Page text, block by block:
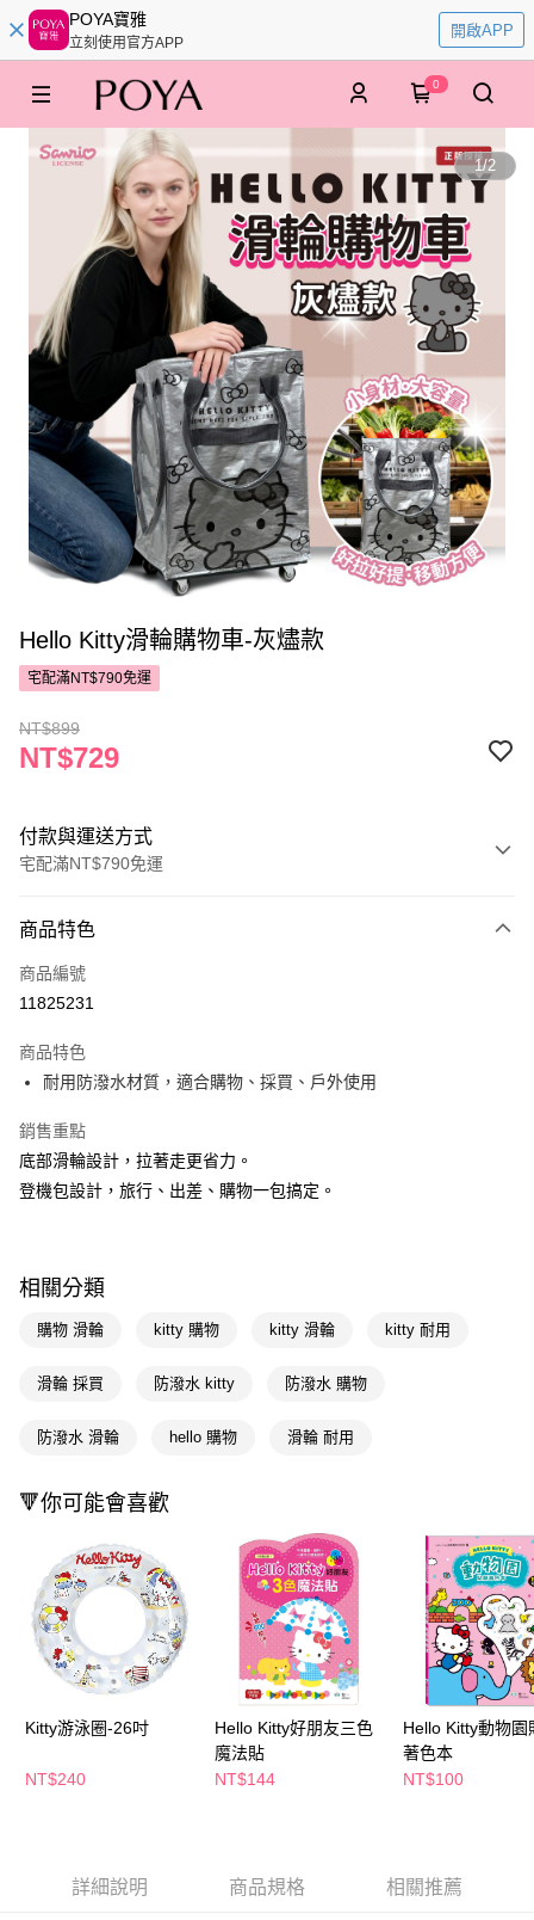
POYA寶雅
立刻使用官方APP
開啟APP
0
1/2
Hello Kitty滑輪購物車-灰燼款
宅配滿NT$790免運
NT$899
NT$729
付款與運送方式
宅配滿NT$790免運
POYA支付
信用卡一次付款
Apple Pay
街口支付
悠遊付
相關說明
AFTEE先享後付是「在收到商品之後才付款」的支付方式。 讓您購物簡單
１．簡單：不需註冊會員、不需綁卡、不需儲值。
２．便利：只要手機號碼，簡訊認證，即可結帳。
結帳頁面，進行簡訊認證並確認金額後，即可完成結帳。
３．收到繳費通知簡訊後14天內，點擊此簡訊中的連結，可透過四大超商／
ATM／網路銀行／等多元方式進行付款，方視為交易完成。
※ 請注意：結帳手續完成當下不需立刻繳費，但若您需要取消訂單，請聯絡
購買商品的店家。未經商家同意取消之訂單仍視為有效，需透過AFTEE先享
後付繳納相關費用。
※ 交易是否成功請以「AFTEE先享後付 」之結帳頁面顯示為準，若有關於
是否繳費成功／繳費後需取消欲退款等相關疑問，請聯繫「AFTEE先享後付
客戶支援中心」https://netprotections.freshdesk.com/support/home
【注意事項】
１．透過由恩沛科技股份有限公司提供之「AFTEE先享後付」服務完成之交
易，需依本服務之必要範圍內提供個人資料，並將交易相關給付款項請求債
「AFTEE先享後付」，若未經同意申辦者引起之損失，本公司不負相關責
即享券
運送方式
宅配(本島)
商品特色
商品編號
11825231
商品特色
耐用防潑水材質，適合購物、採買、戶外使用
銷售重點
底部滑輪設計，拉著走更省力。
登機包設計，旅行、出差、購物一包搞定。
相關分類
購物 滑輪 kitty 購物 kitty 滑輪 kitty 耐用
滑輪 採買 防潑水 kitty 防潑水 購物
防潑水 滑輪 hello 購物 滑輪 耐用
🔻你可能會喜歡
Kitty游泳圈-26吋
NT$240
Hello Kitty好朋友三色
魔法貼
NT$144
Hello Kitty動物園
著色本
NT$100
詳細說明 商品規格 相關推薦